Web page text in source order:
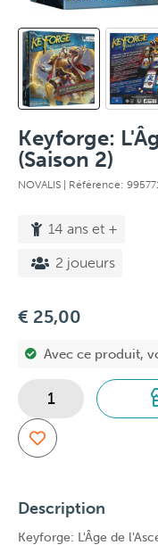
Keyforge:
(Saison 2)
NOVALIS | Référence:
14 ans et +
2 joueurs
€ 25,00
Avec ce produit,
Description
Keyforge: L'Âge de